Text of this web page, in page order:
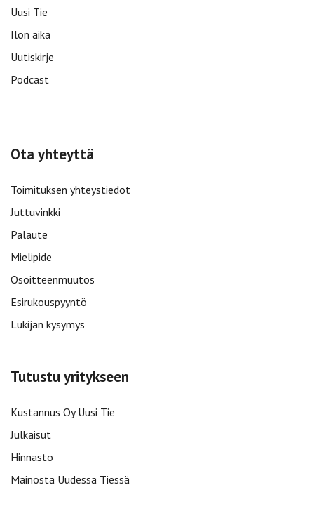
Uusi Tie
Ilon aika
Uutiskirje
Podcast
Ota yhteyttä
Toimituksen yhteystiedot
Juttuvinkki
Palaute
Mielipide
Osoitteenmuutos
Esirukouspyyntö
Lukijan kysymys
Tutustu yritykseen
Kustannus Oy Uusi Tie
Julkaisut
Hinnasto
Mainosta Uudessa Tiessä